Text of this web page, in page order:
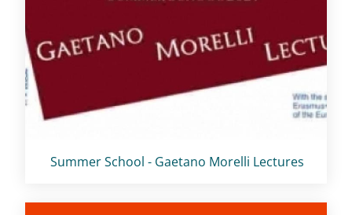
Titolo card:
Summer School - Gaetano Morelli Lectures